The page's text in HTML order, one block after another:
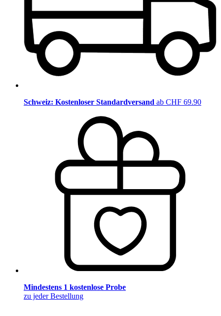
Schweiz: Kostenloser Standardversand ab CHF 69.90
Mindestens 1 kostenlose Probe
zu jeder Bestellung